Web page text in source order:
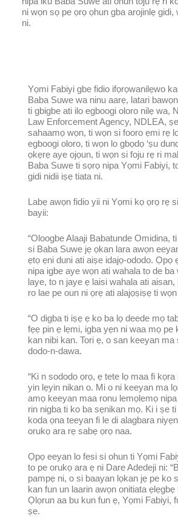
ni wọn sọ pe ọrọ ọhun gba arojinlẹ gidi,
ni.
Yọmi Fabiyi gbe fidio ifọrọwanilẹwo
Baba Suwe wa ninu aarẹ, latari
ti gbigbe ati ilo egboogi oloro nilẹ wa,
Law Enforcement Agency, NDLEA,
sahaamọ wọn, ti wọn si fooro ẹmi rẹ
egboogi oloro, ti wọn lo gbọdọ ‘ṣu
ọkẹrẹ aye ọjọun, ti wọn si foju rẹ ri
Baba Suwe ti sọrọ nipa Yọmi Fabiyi,
gidi nidii iṣẹ tiata ni.
Labẹ awọn fidio yii ni Yọmi kọ ọrọ rẹ
bayii:
“Oloogbe Alaaji Babatunde Omidina,
si Baba Suwe jẹ ọkan lara awọn
ẹtọ ẹni duni ati aiṣe idajọ-ododo. Ọpọ
nipa igbe aye wọn ati wahala to de ba
laye, to n jaye ẹ laisi wahala ati
ro lae pe oun ni ọrẹ ati alajọṣiṣẹ ti
“O digba ti iṣẹ ẹ ko ba lọ deede mọ
fẹẹ pin ẹ lẹmi, igba yẹn ni waa mọ pe
kan nibi kan. Tori ẹ, o san keeyan ma
dodo-n-dawa.
“Ki n sododo ọrọ, ẹ tete lọ maa fi
yin lẹyin nikan o. Mi o ni keeyan ma
amọ keeyan maa ronu lemọlemọ
rin nigba ti ko ba sẹnikan mọ. Ki i ṣe ti
koda ọna teeyan fi le di alagbara
orukọ ara rẹ sabẹ ọrọ naa.
Ọpọ eeyan lo fesi si ohun ti Yọmi
to pe orukọ ara ẹ ni Dare Adedeji ni:
pampẹ ni, o si baayan lọkan jẹ pe ko
kan fun un laarin awọn onitiata
Ọlọrun aa bu kun fun ẹ, Yọmi Fabiyi,
ṣe.